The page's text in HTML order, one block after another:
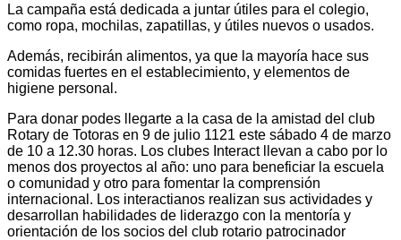
La campaña está dedicada a juntar útiles para el colegio,
como ropa, mochilas, zapatillas, y útiles nuevos o usados.
Además, recibirán alimentos, ya que la mayoría hace sus
comidas fuertes en el establecimiento, y elementos de
higiene personal.
Para donar podes llegarte a la casa de la amistad del club
Rotary de Totoras en 9 de julio 1121 este sábado 4 de marzo
de 10 a 12.30 horas. Los clubes Interact llevan a cabo por lo
menos dos proyectos al año: uno para beneficiar la escuela
o comunidad y otro para fomentar la comprensión
internacional. Los interactianos realizan sus actividades y
desarrollan habilidades de liderazgo con la mentoría y
orientación de los socios del club rotario patrocinador